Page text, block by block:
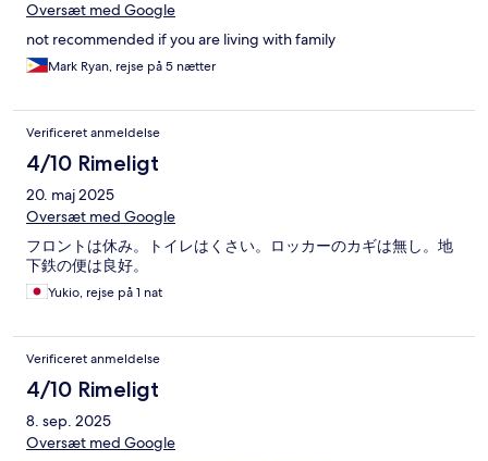
Oversæt med Google
not recommended if you are living with family
Mark Ryan, rejse på 5 nætter
Verificeret anmeldelse
4/10 Rimeligt
20. maj 2025
Oversæt med Google
フロントは休み。トイレはくさい。ロッカーのカギは無し。地
下鉄の便は良好。
Yukio, rejse på 1 nat
Verificeret anmeldelse
4/10 Rimeligt
8. sep. 2025
Oversæt med Google